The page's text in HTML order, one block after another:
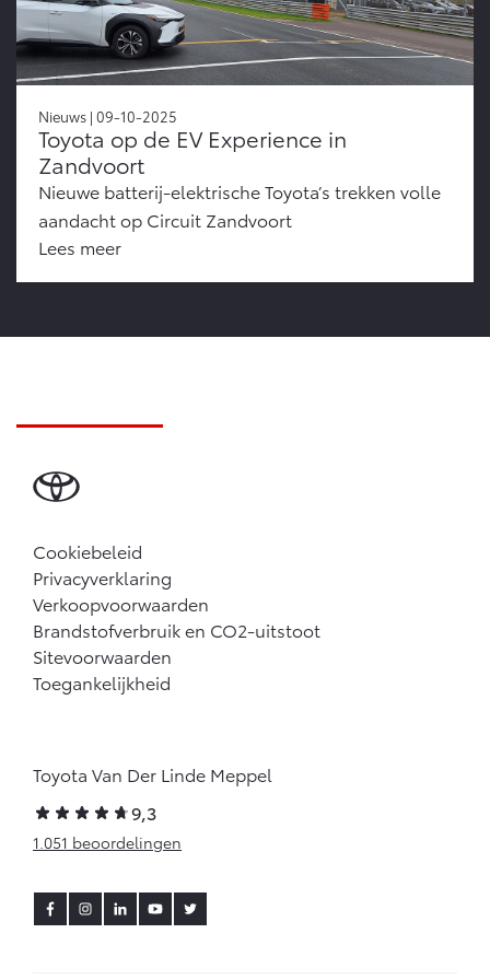
Nieuws | 09-10-2025
Toyota op de EV Experience in
Zandvoort
Nieuwe batterij-elektrische Toyota’s trekken volle
aandacht op Circuit Zandvoort
Lees meer
Cookiebeleid
Privacyverklaring
Verkoopvoorwaarden
Brandstofverbruik en CO2-uitstoot
Sitevoorwaarden
Toegankelijkheid
Toyota Van Der Linde Meppel
9,3
1.051 beoordelingen